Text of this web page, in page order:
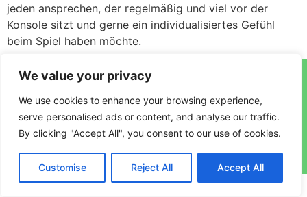
We value your privacy
We use cookies to enhance your browsing experience,
serve personalised ads or content, and analyse our traffic.
By clicking "Accept All", you consent to our use of cookies.
Customise Reject All Accept All
jeden ansprechen, der regelmäßig und viel vor der
Konsole sitzt und gerne ein individualisiertes Gefühl
beim Spiel haben möchte.
Made with by Jost Behre​